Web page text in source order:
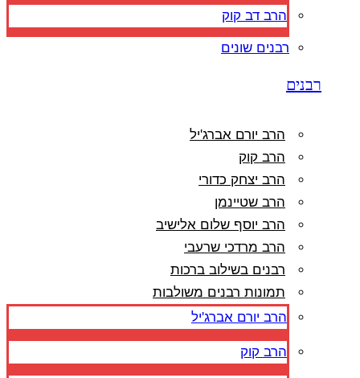
הרב דב קוק
רבנים שונים
רבנים
הרב יורם אברג'יל
הרב קוק
הרב יצחק כדורי
הרב שטיינמן
הרב יוסף שלום אלישיב
הרב מרדכי שרעבי
רבנים בשילוב ברכות
תמונות רבנים משולבות
הרב יורם אברג'יל
הרב קוק